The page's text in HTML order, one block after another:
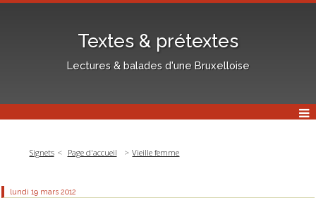
Textes & prétextes
Lectures & balades d'une Bruxelloise
Signets Page d'accueil Vieille femme
lundi 19 mars 2012